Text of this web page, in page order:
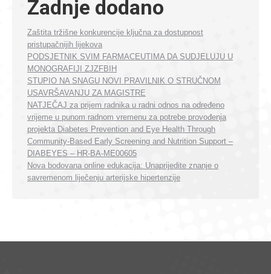
Zadnje dodano
Zaštita tržišne konkurencije ključna za dostupnost
pristupačnijih lijekova
PODSJETNIK SVIM FARMACEUTIMA DA SUDJELUJU U
MONOGRAFIJI ZJZFBIH
STUPIO NA SNAGU NOVI PRAVILNIK O STRUČNOM
USAVRŠAVANJU ZA MAGISTRE
NATJEČAJ za prijem radnika u radni odnos na određeno
vrijeme u punom radnom vremenu za potrebe provođenja
projekta Diabetes Prevention and Eye Health Through
Community-Based Early Screening and Nutrition Support –
DIABEYES – HR-BA-ME00605
Nova bodovana online edukacija: Unaprijedite znanje o
savremenom liječenju arterijske hipertenzije